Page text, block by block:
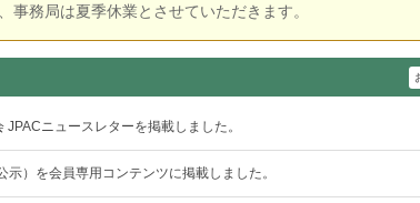
事務局は夏季休業とさせていただきます。
ニュースレターを掲載しました。
）を会員専用コンテンツに掲載しました。